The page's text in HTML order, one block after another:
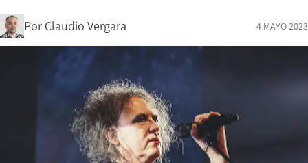
Por Claudio Vergara 4 MAYO 2023